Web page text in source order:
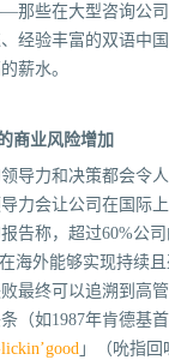
那些在大型咨询公
经验丰富的双语中
薪水。
商业风险增加
导力和决策都会令
力会让公司在国际
告称，超过60%公
海外能够实现持续
最终可以追溯到高
（如1987年肯德基
」（吮指